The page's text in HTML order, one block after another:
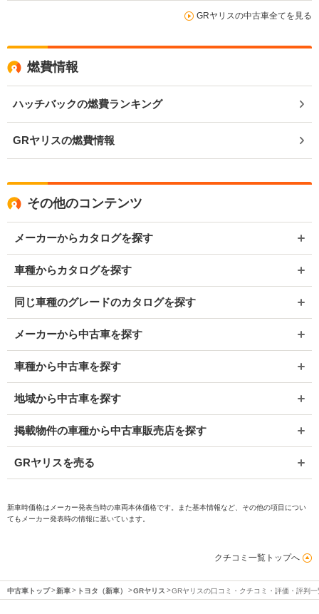
GRヤリスの中古車全てを見る
燃費情報
ハッチバックの燃費ランキング
GRヤリスの燃費情報
その他のコンテンツ
メーカーからカタログを探す
車種からカタログを探す
同じ車種のグレードのカタログを探す
メーカーから中古車を探す
車種から中古車を探す
地域から中古車を探す
掲載物件の車種から中古車販売店を探す
GRヤリスを売る
新車時価格はメーカー発表当時の車両本体価格です。また基本情報など、その他の項目につい
てもメーカー発表時の情報に基いています。
クチコミ一覧トップへ
中古車トップ 新車 トヨタ（新車） GRヤリス GRヤリスの口コミ・クチコミ・評価・評判一